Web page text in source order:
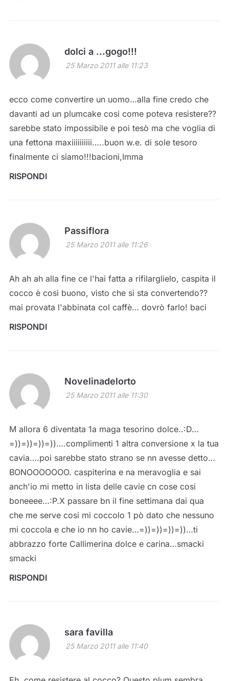
dolci a ...gogo!!!
25 Marzo 2011 alle 11:23
ecco come convertire un uomo…alla fine credo che
davanti ad un plumcake cosi come poteva resistere??
sarebbe stato impossibile e poi tesò ma che voglia di
una fettona maxiiiiiiiiii…..buon w.e. di sole tesoro
finalmente ci siamo!!!bacioni,Imma
RISPONDI
Passiflora
25 Marzo 2011 alle 11:26
Ah ah ah alla fine ce l'hai fatta a rifilarglielo, caspita il
cocco è così buono, visto che si sta convertendo??
mai provata l'abbinata col caffè… dovrò farlo! baci
RISPONDI
Novelinadelorto
25 Marzo 2011 alle 11:30
M allora 6 diventata 1a maga tesorino dolce..:D…
=))=))=))=))….complimenti 1 altra conversione x la tua
cavia….poi sarebbe stato strano se nn avesse detto…
BONOOOOOOO. caspiterina e na meravoglia e sai
anch'io mi metto in lista delle cavie cn cose cosi
boneeee…:P.X passare bn il fine settimana dai qua
che me serve cosi mi coccolo 1 pò dato che nessuno
mi coccola e che io nn ho cavie…=))=))=))=))…ti
abbrazzo forte Callimerina dolce e carina…smacki
smacki
RISPONDI
sara favilla
25 Marzo 2011 alle 11:40